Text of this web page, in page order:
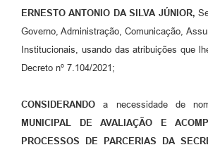
ERNESTO ANTONIO DA SILVA JÚNIOR,
Governo, Administração, Comunicação,
Institucionais, usando das atribuições que
Decreto nº 7.104/2021;
CONSIDERANDO a necessidade de
MUNICIPAL DE AVALIAÇÃO E
PROCESSOS DE PARCERIAS DA